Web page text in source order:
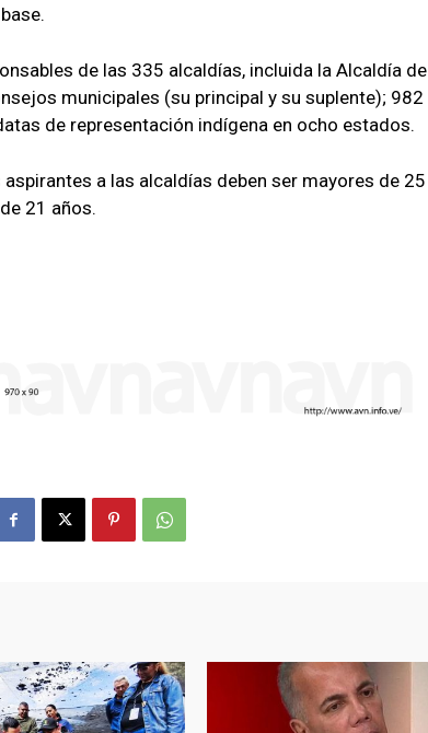
de las 335 alcaldías, incluida la Alcaldía de
municipales (su principal y su suplente); 982
de representación indígena en ocho estados.
a las alcaldías deben ser mayores de 25
21 años.